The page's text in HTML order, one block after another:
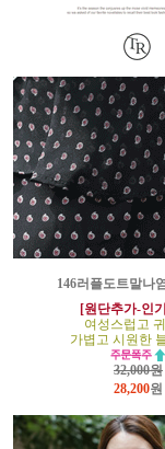
146러플도트말나
[원단추가-인
여성스럽고
가볍고 시원한
32,000원
28,200원